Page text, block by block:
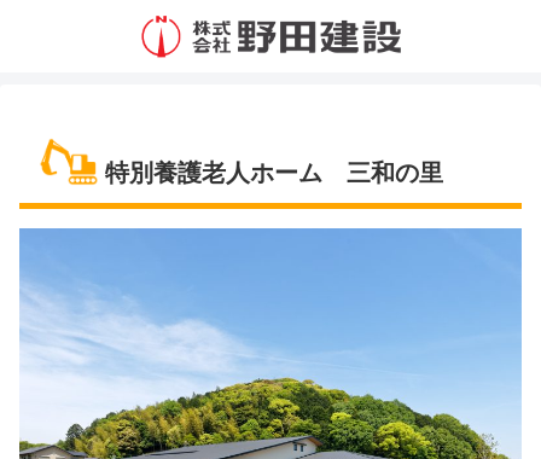
特別養護老人ホーム 三和の里